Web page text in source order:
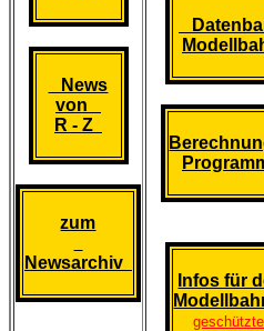
News
von
R - Z
zum
Newsarchiv
Infos für